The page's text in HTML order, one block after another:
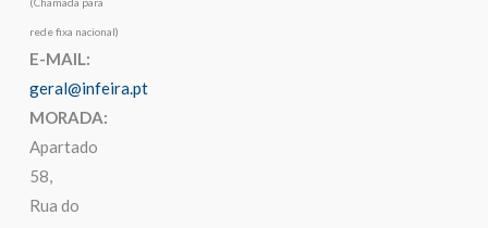
rede fixa nacional)
E-MAIL:
geral@infeira.pt
MORADA:
Apartado
58,
Rua do